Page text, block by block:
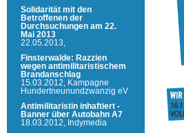
Solidarität mit den
Betroffenen der
Durchsuchungen am 22.
Mai 2013
22.05.2013,
Finsterwalde: Razzien
wegen antimilitaristischem
Brandanschlag
15.03.2012,
Kampagne
Hundertneunundzwanzig eV
Antimilitaristin inhaftiert -
Banner über Autobahn A7
18.03.2012,
Indymedia